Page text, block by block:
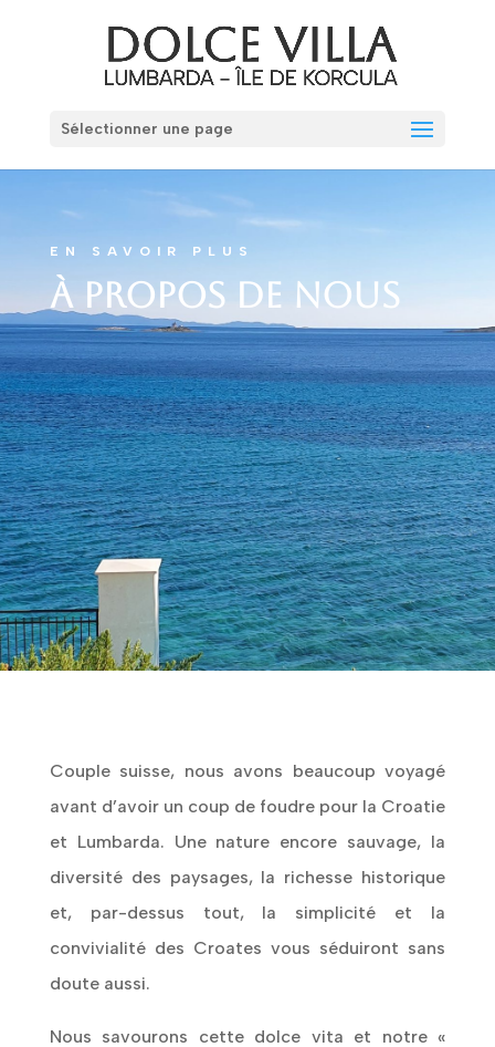
Sélectionner une page
EN SAVOIR PLUS
à propos de nous
Couple suisse, nous avons beaucoup voyagé
avant d’avoir un coup de foudre pour la Croatie
et Lumbarda. Une nature encore sauvage, la
diversité des paysages, la richesse historique
et, par-dessus tout, la simplicité et la
convivialité des Croates vous séduiront sans
doute aussi.
Nous savourons cette dolce vita et notre «